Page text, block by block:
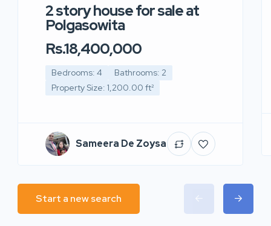
2 story house for sale at
Polgasowita
Rs.18,400,000
Bedrooms: 4
Bathrooms: 2
Property Size: 1,200.00 ft²
Sameera De Zoysa
Start a new search